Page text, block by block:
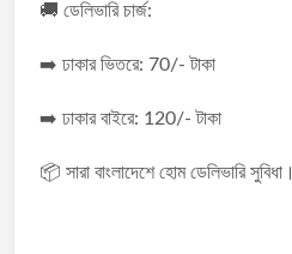
🚚 ডেলিভারি চার্জ:
➡️ ঢাকার ভিতরে: 70/- টাকা
➡️ ঢাকার বাইরে: 120/- টাকা
📦 সারা বাংলাদেশে হোম ডেলিভারি সুবিধা।